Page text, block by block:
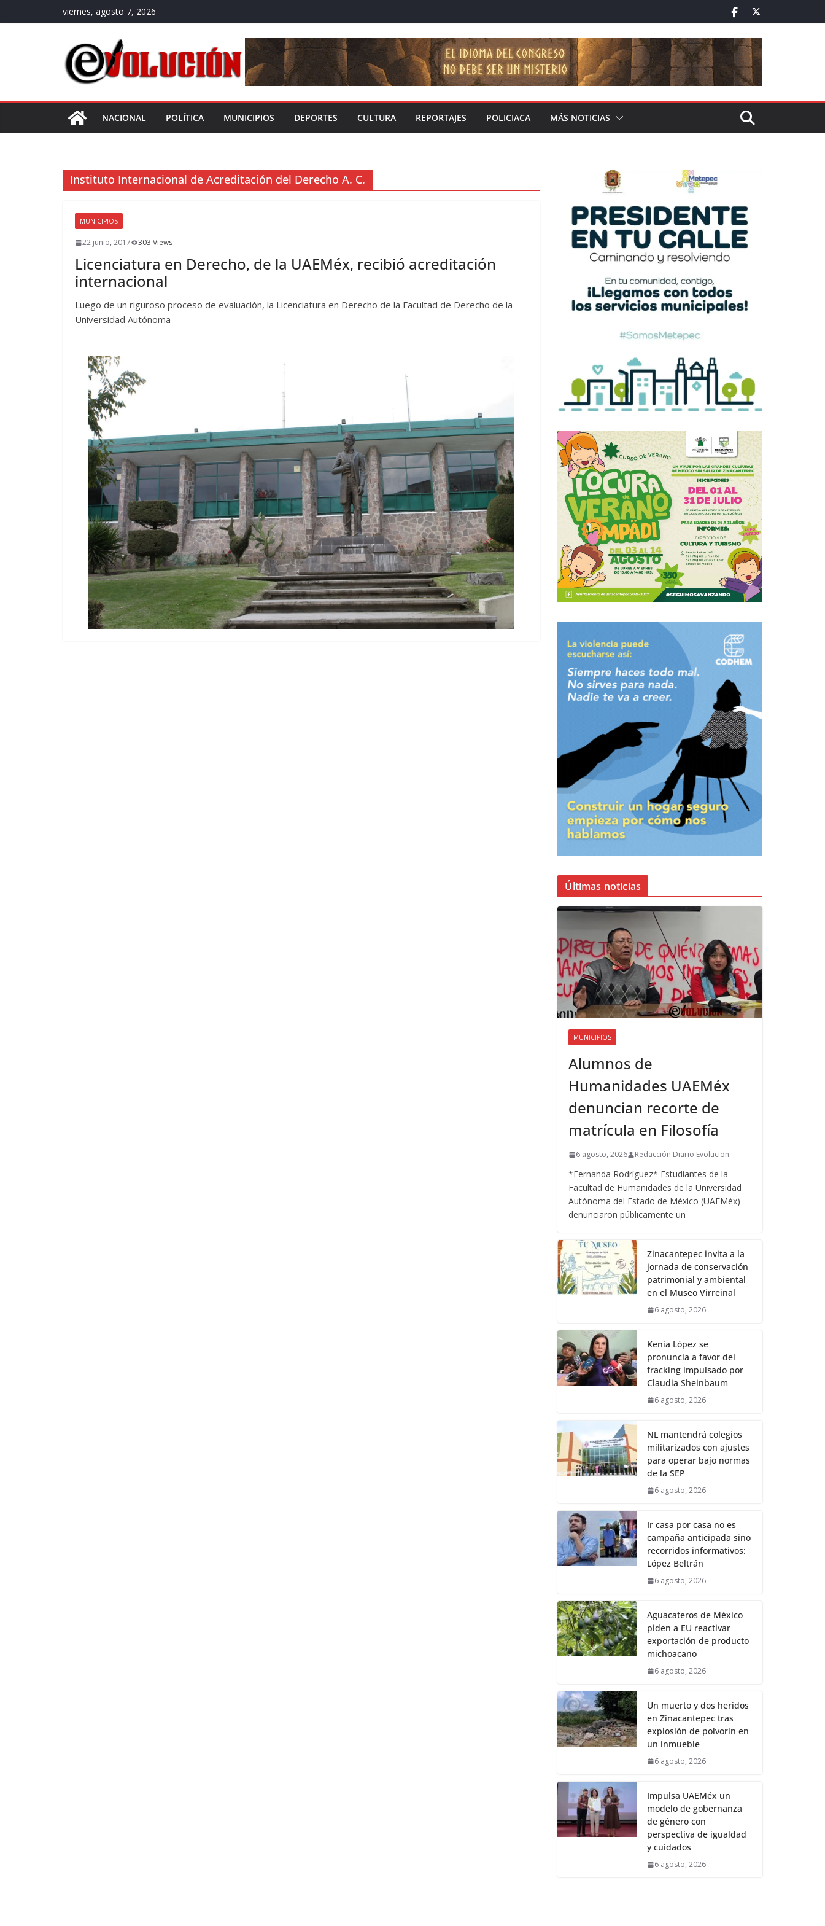
al
viernes, agosto 7, 2026
NACIONAL POLÍTICA MUNICIPIOS DEPORTES CULTURA REPORTAJES POLICIACA MÁS NOTICIAS
Instituto Internacional de Acreditación del Derecho A. C.
MUNICIPIOS
22 junio, 2017 303 Views
Licenciatura en Derecho, de la UAEMéx, recibió acreditación
internacional
Luego de un riguroso proceso de evaluación, la Licenciatura en Derecho de la Facultad de Derecho de la
Universidad Autónoma
Últimas noticias
MUNICIPIOS
Alumnos de
Humanidades UAEMéx
denuncian recorte de
matrícula en Filosofía
6 agosto, 2026 Redacción Diario Evolucion
*Fernanda Rodríguez* Estudiantes de la
Facultad de Humanidades de la Universidad
Autónoma del Estado de México (UAEMéx)
denunciaron públicamente un
Zinacantepec invita a la
jornada de conservación
patrimonial y ambiental
en el Museo Virreinal
6 agosto, 2026
Kenia López se
pronuncia a favor del
fracking impulsado por
Claudia Sheinbaum
6 agosto, 2026
NL mantendrá colegios
militarizados con ajustes
para operar bajo normas
de la SEP
6 agosto, 2026
Ir casa por casa no es
campaña anticipada sino
recorridos informativos:
López Beltrán
6 agosto, 2026
Aguacateros de México
piden a EU reactivar
exportación de producto
michoacano
6 agosto, 2026
Un muerto y dos heridos
en Zinacantepec tras
explosión de polvorín en
un inmueble
6 agosto, 2026
Impulsa UAEMéx un
modelo de gobernanza
de género con
perspectiva de igualdad
y cuidados
6 agosto, 2026